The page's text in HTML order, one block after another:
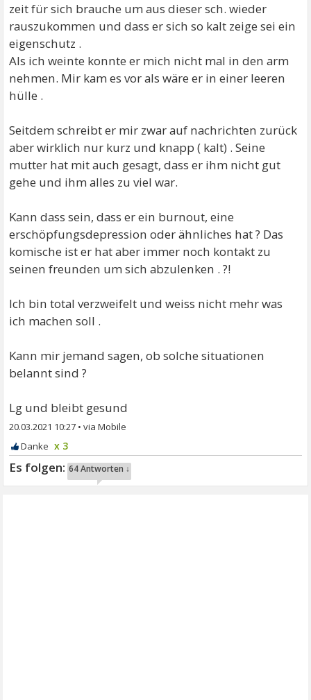
zeit für sich brauche um aus dieser sch. wieder
rauszukommen und dass er sich so kalt zeige sei ein
eigenschutz .
Als ich weinte konnte er mich nicht mal in den arm
nehmen. Mir kam es vor als wäre er in einer leeren
hülle .
Seitdem schreibt er mir zwar auf nachrichten zurück
aber wirklich nur kurz und knapp ( kalt) . Seine
mutter hat mit auch gesagt, dass er ihm nicht gut
gehe und ihm alles zu viel war.
Kann dass sein, dass er ein burnout, eine
erschöpfungsdepression oder ähnliches hat ? Das
komische ist er hat aber immer noch kontakt zu
seinen freunden um sich abzulenken . ?!
Ich bin total verzweifelt und weiss nicht mehr was
ich machen soll .
Kann mir jemand sagen, ob solche situationen
belannt sind ?
Lg und bleibt gesund
20.03.2021 10:27 •
x 3
64 Antworten ↓